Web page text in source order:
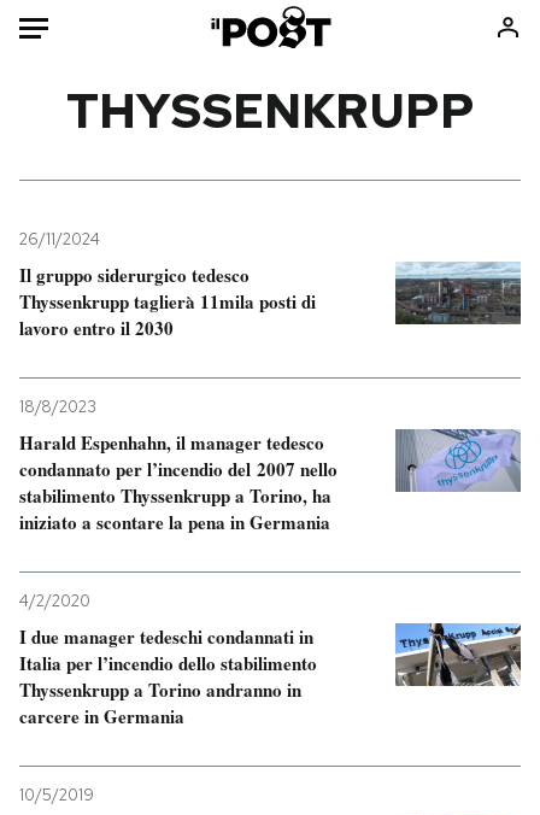
Mondo
Politica
Tecnologia
Internet
Scienza
Cultura
Economia
Sport
Consumismi
Storie/Idee
Media
Altrecose
Mondiali calcio 2026
NEWSLETTER
THYSSENKRUPP
26/11/2024
Il gruppo siderurgico tedesco
Thyssenkrupp taglierà 11mila posti di
lavoro entro il 2030
18/8/2023
Harald Espenhahn, il manager tedesco
condannato per l’incendio del 2007 nello
stabilimento Thyssenkrupp a Torino, ha
iniziato a scontare la pena in Germania
4/2/2020
I due manager tedeschi condannati in
Italia per l’incendio dello stabilimento
Thyssenkrupp a Torino andranno in
carcere in Germania
10/5/2019